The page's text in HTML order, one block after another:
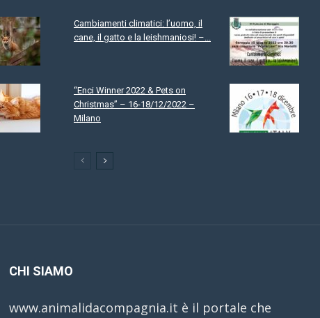
Cambiamenti climatici: l’uomo, il
cane, il gatto e la leishmaniosi! –...
“Enci Winner 2022 & Pets on
Christmas” – 16-18/12/2022 –
Milano
CHI SIAMO
www.animalidacompagnia.it è il portale che